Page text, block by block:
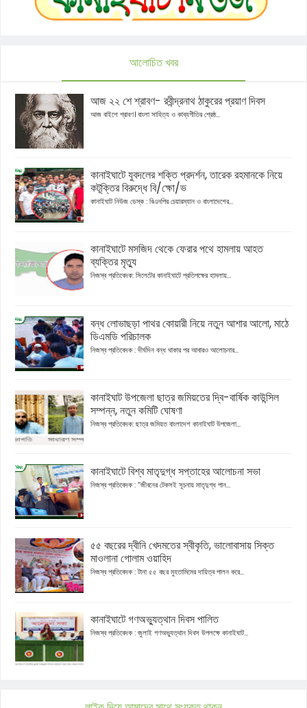
আলোচিত খবর
আজ ২২ শে শ্রাবণ- রবীন্দ্রনাথ ঠাকুরের প্রয়াণ দিবস
আজ বাইশে শ্রাবণ। বাংলা সাহিত্য ও কাব্যগীতির শ্রেষ্ঠ...
কানাইঘাটে যুবদলের শক্তি প্রদর্শন, তারেক রহমানকে নিয়ে
কটূক্তির বিরুদ্ধে বি/ক্ষো/ভ
কানাইঘাট নিউজ ডেস্ক : বিএনপির চেয়ারম্যান ও বাংলাদেশের...
কানাইঘাটে মসজিদ থেকে ফেরার পথে হামলায় আহত
ব্যক্তির মৃত্যু
নিজস্ব প্রতিবেদক: সিলেটের কানাইঘাটে প্রতিপক্ষের হামলায়...
বন্ধ লোভাছড়া পাথর কোয়ারী নিয়ে নতুন আশার আলো, মাঠে
ডিএমডি পরিচালক
নিজস্ব প্রতিবেদক : দীর্ঘদিন বন্ধ থাকার পর আবারও আলোচনার...
কানাইঘাট উপজেলা ছাত্র জমিয়তের দ্বি-বার্ষিক কাউন্সিল
সম্পন্ন, নতুন কমিটি ঘোষণা
নিজস্ব প্রতিবেদক: ছাত্র জমিয়ত বাংলাদেশ কানাইঘাট উপজেলা...
কানাইঘাটে বিশ্ব মাতৃদুগ্ধ সপ্তাহের আলোচনা সভা
নিজস্ব প্রতিবেদক : “জীবনের টেকসই সূচনায় মাতৃদুগ্ধ পান...
৫৫ বছরের দ্বীনি খেদমতের স্বীকৃতি, ভালোবাসায় সিক্ত
মাওলানা গোলাম ওয়াহিদ
নিজস্ব প্রতিবেদক : টানা ৫৫ বছর মুহতামিমের দায়িত্ব পালন করে...
কানাইঘাটে গণঅভ্যুত্থান দিবস পালিত
নিজস্ব প্রতিবেদক : জুলাই গণঅভ্যুত্থান দিবস উপলক্ষে কানাইঘাট...